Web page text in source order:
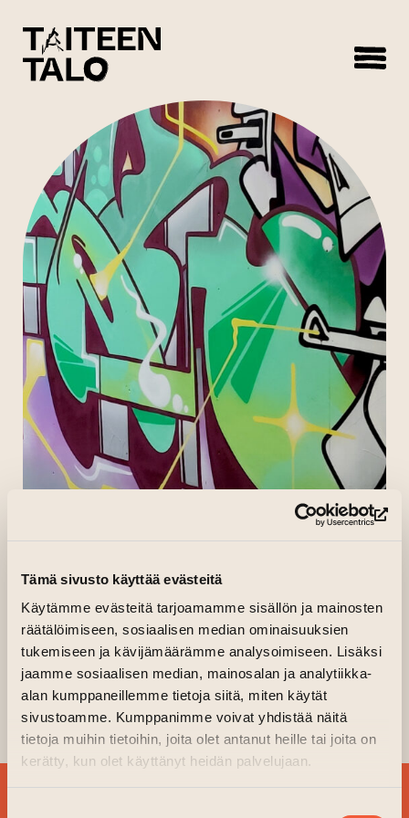
Tämä sivusto käyttää evästeitä
Käytämme evästeitä tarjoamamme sisällön ja mainosten
räätälöimiseen, sosiaalisen median ominaisuuksien
tukemiseen ja kävijämäärämme analysoimiseen. Lisäksi
jaamme sosiaalisen median, mainosalan ja analytiikka-
alan kumppaneillemme tietoja siitä, miten käytät
sivustoamme. Kumppanimme voivat yhdistää näitä
tietoja muihin tietoihin, joita olet antanut heille tai joita on
kerätty, kun olet käyttänyt heidän palvelujaan.
OSEK
OSEK
08.08.2023–14.08.2023 kl. 09.00—08.00
Public Art Wall